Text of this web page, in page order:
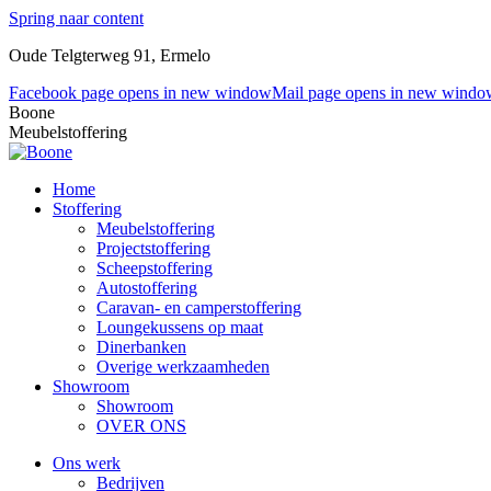
Spring naar content
Oude Telgterweg 91, Ermelo
Facebook page opens in new windowMail page opens in new
Boone
Meubelstoffering
Home
Stoffering
Meubelstoffering
Projectstoffering
Scheepstoffering
Autostoffering
Caravan- en camperstoffering
Loungekussens op maat
Dinerbanken
Overige werkzaamheden
Showroom
Showroom
OVER ONS
Ons werk
Bedrijven